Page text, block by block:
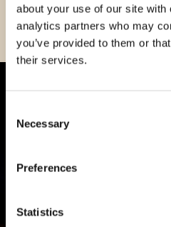
about your use of our site
analytics partners who may
you’ve provided to them or
their services.
Selection
Necessary
Preferences
Statistics